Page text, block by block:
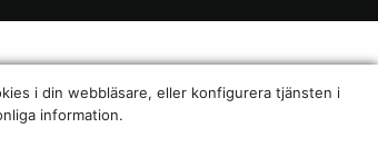
i din webbläsare, eller konfigurera tjänsten i
information.